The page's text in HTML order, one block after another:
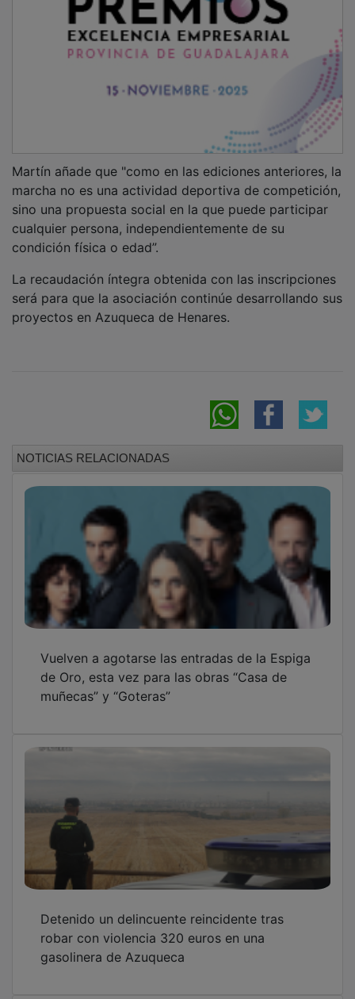
marcha no es una actividad deportiva de competición,
sino una propuesta social en la que puede participar
cualquier persona, independientemente de su
condición física o edad”.
será para que la asociación continúe desarrollando sus
proyectos en Azuqueca de Henares.
de Oro, esta vez para las obras “Casa de
muñecas” y “Goteras”
robar con violencia 320 euros en una
gasolinera de Azuqueca